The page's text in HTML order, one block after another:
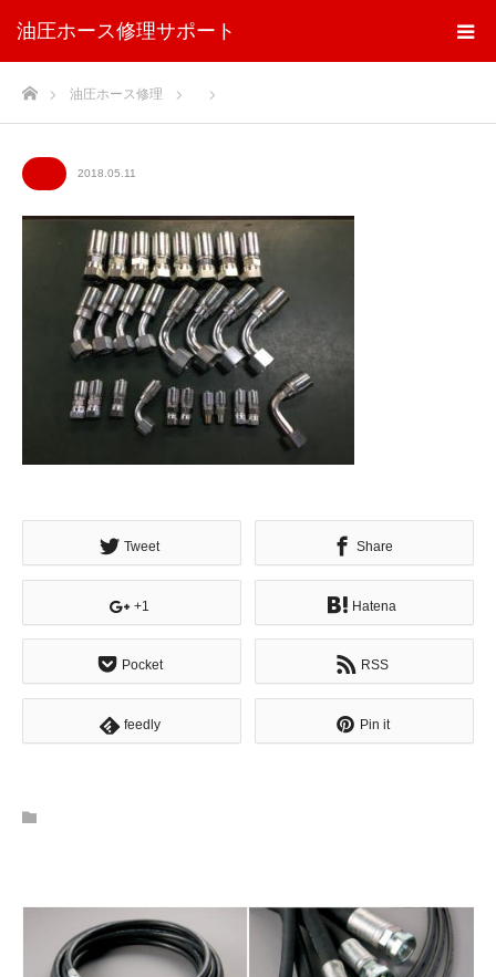
油圧ホース修理サポート
ホーム油圧ホース修理
2018.05.11
Tweet Share
+1 Hatena
Pocket RSS
feedly Pin it